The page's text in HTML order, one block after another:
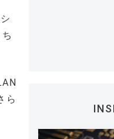
ら